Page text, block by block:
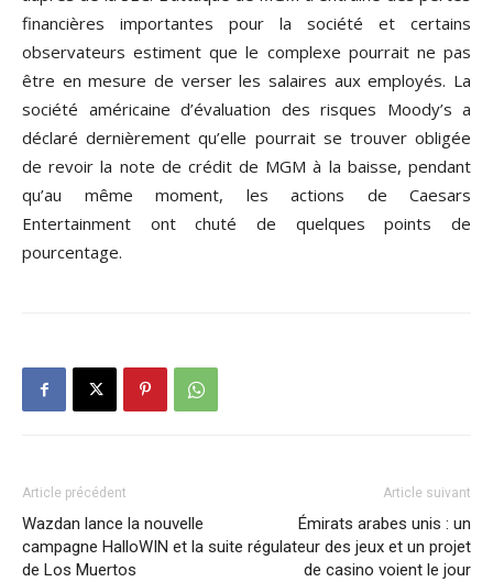
financières importantes pour la société et certains
observateurs estiment que le complexe pourrait ne pas
être en mesure de verser les salaires aux employés. La
société américaine d’évaluation des risques Moody’s a
déclaré dernièrement qu’elle pourrait se trouver obligée
de revoir la note de crédit de MGM à la baisse, pendant
qu’au même moment, les actions de Caesars
Entertainment ont chuté de quelques points de
pourcentage.
Article précédent
Wazdan lance la nouvelle
campagne HalloWIN et la suite
de Los Muertos
Article suivant
Émirats arabes unis : un
régulateur des jeux et un projet
de casino voient le jour